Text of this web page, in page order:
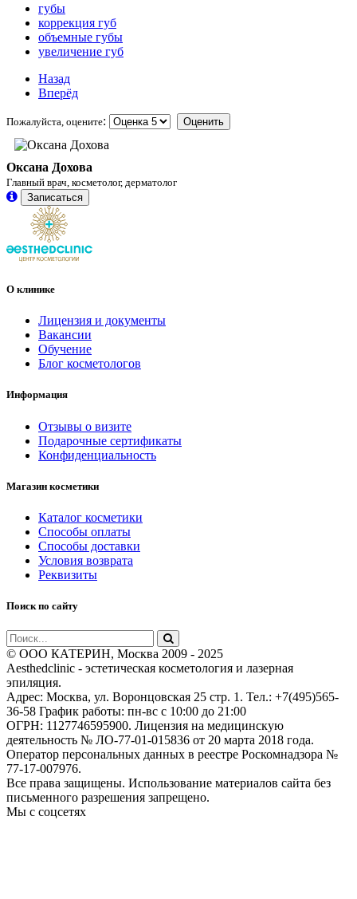
губы
коррекция губ
объемные губы
увеличение губ
Назад
Вперёд
Пожалуйста, оцените:
Оксана Дохова
Главный врач, косметолог, дерматолог
Записаться
О клинике
Лицензия и документы
Вакансии
Обучение
Блог косметологов
Информация
Отзывы о визите
Подарочные сертификаты
Конфиденциальность
Магазин косметики
Каталог косметики
Способы оплаты
Способы доставки
Условия возврата
Реквизиты
Поиск по сайту
© ООО КАТЕРИН, Москва 2009 - 2025
Aesthedclinic - эстетическая косметология и лазерная
эпиляция.
Адрес: Москва, ул. Воронцовская 25 стр. 1. Тел.: +7(495)565-
36-58 График работы: пн-вс c 10:00 до 21:00
ОГРН: 1127746595900. Лицензия на медицинскую
деятельность № ЛО-77-01-015836 от 20 марта 2018 года.
Оператор персональных данных в реестре Роскомнадзора №
77-17-007976.
Все права защищены. Использование материалов сайта без
письменного разрешения запрещено.
Мы с соцсетях